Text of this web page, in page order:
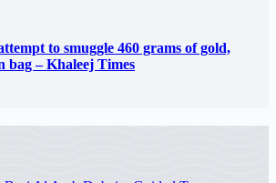
to smuggle 460 grams of gold,
bag – Khaleej Times